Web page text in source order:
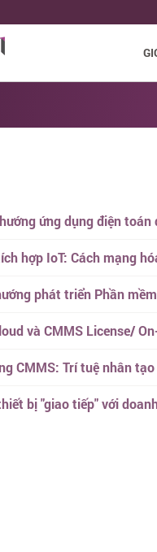
ứng dụng điện
hợp IoT: Cách mạng
phát triển Phần
và CMMS License/
CMMS: Trí tuệ nhân
bị "giao tiếp" với